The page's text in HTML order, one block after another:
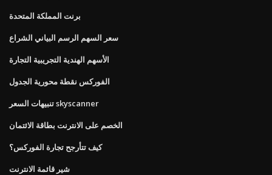
برنت المملكة المتحدة
سعر السهم الرسم البياني الشراع
الأسهم الهندية التجريبية التجارة
الفوركس نقطة محورية الجدول
تنبيهات السعر skyscanner
الخصم على الانترنت بطاقة الائتمان
كيف تتأرجح تجارة الفوركس؟
شير قائمة الانترنت